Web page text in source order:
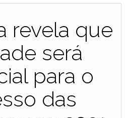
revela que
será
para o
das